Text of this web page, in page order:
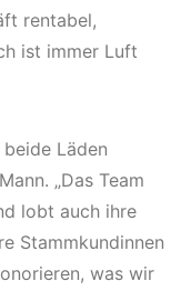
rentabel,
ist immer Luft
Läden
„Das Team
lobt auch ihre
Stammkundinnen
was wir